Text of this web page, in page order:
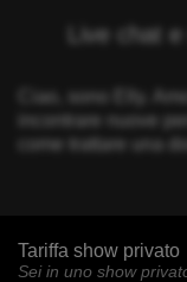
Live chat
Ciao, sono Elly.
incontrare nuove
come trattare una
Tariffa show privato
Sei in uno show